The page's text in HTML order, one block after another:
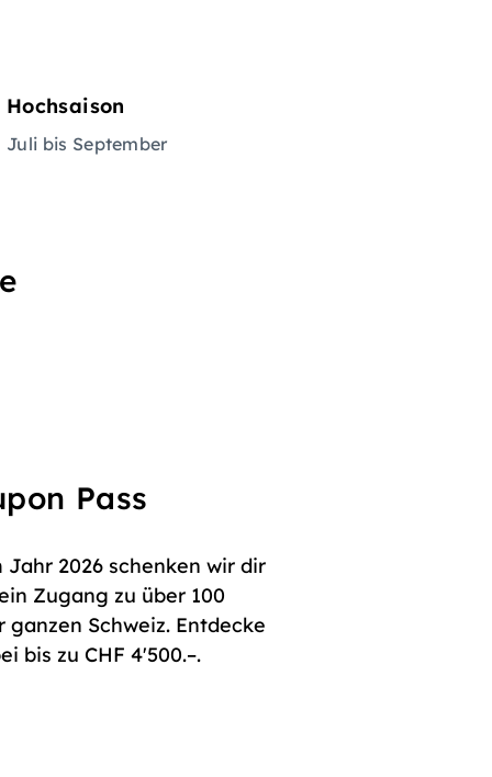
Hochsaison
Juli bis September
Pass
2026 schenken wir dir
Zugang zu über 100
Schweiz. Entdecke
bis zu CHF 4'500.–.